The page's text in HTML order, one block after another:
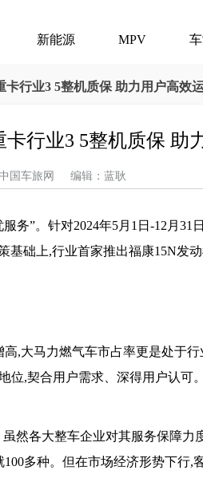
新能源 MPV
行业3 5整机质保 助力用户高效
行业3 5整机质保 助
国车旅网 编辑：蓝耿
务”。针对2024年5月1日-12月31
础上,行业首家推出福康15N发
,大马力燃气车市占率更是处于
位,契合用户需求、深得用户认可
然各大整车企业对其服务保障力
多种。但在市场经济形势下行,